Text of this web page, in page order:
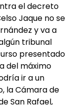
el decreto
Jaque no se
y va a
tribunal
presentado
del máximo
ir a un
la Cámara de
San Rafael,